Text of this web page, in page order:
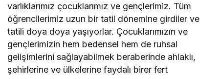
varlıklarımız çocuklarımız ve gençlerimiz. Tüm
öğrencilerimiz uzun bir tatil dönemine girdiler ve
tatili doya doya yaşıyorlar. Çocuklarımızın ve
gençlerimizin hem bedensel hem de ruhsal
gelişimlerini sağlayabilmek beraberinde ahlaklı,
şehirlerine ve ülkelerine faydalı birer fert